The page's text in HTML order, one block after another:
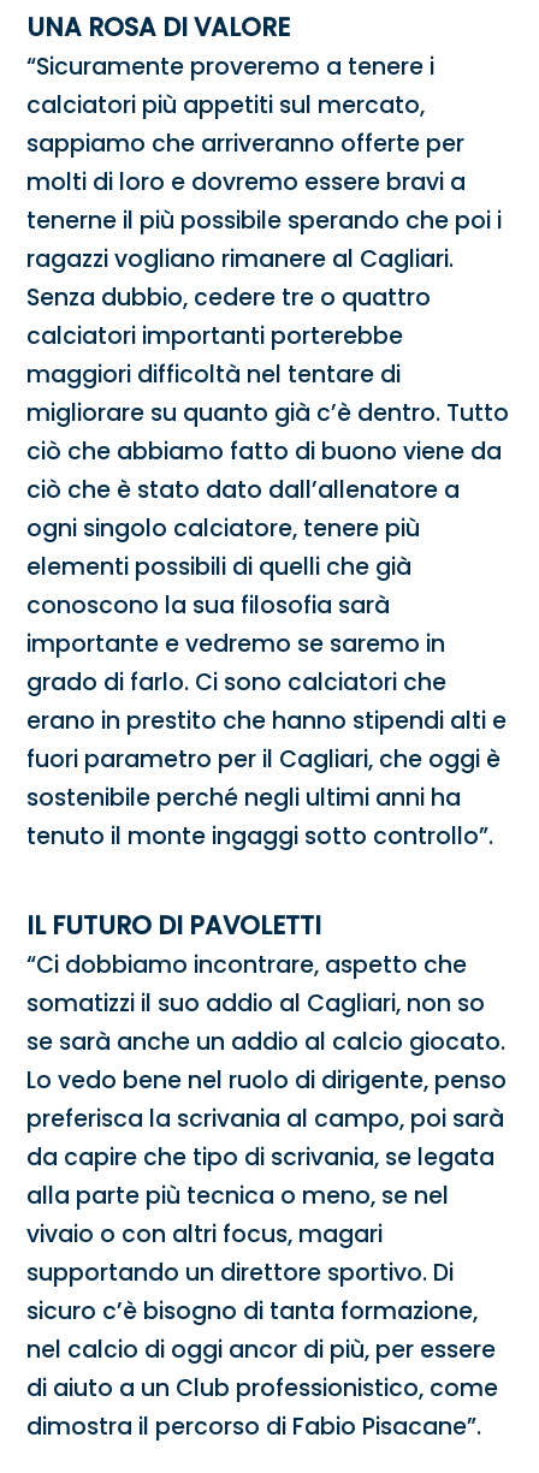
UNA ROSA DI VALORE
“Sicuramente proveremo a tenere i
calciatori più appetiti sul mercato,
sappiamo che arriveranno offerte per
molti di loro e dovremo essere bravi a
tenerne il più possibile sperando che poi i
ragazzi vogliano rimanere al Cagliari.
Senza dubbio, cedere tre o quattro
calciatori importanti porterebbe
maggiori difficoltà nel tentare di
migliorare su quanto già c’è dentro. Tutto
ciò che abbiamo fatto di buono viene da
ciò che è stato dato dall’allenatore a
ogni singolo calciatore, tenere più
elementi possibili di quelli che già
conoscono la sua filosofia sarà
importante e vedremo se saremo in
grado di farlo. Ci sono calciatori che
erano in prestito che hanno stipendi alti e
fuori parametro per il Cagliari, che oggi è
sostenibile perché negli ultimi anni ha
tenuto il monte ingaggi sotto controllo”.
IL FUTURO DI PAVOLETTI
“Ci dobbiamo incontrare, aspetto che
somatizzi il suo addio al Cagliari, non so
se sarà anche un addio al calcio giocato.
Lo vedo bene nel ruolo di dirigente, penso
preferisca la scrivania al campo, poi sarà
da capire che tipo di scrivania, se legata
alla parte più tecnica o meno, se nel
vivaio o con altri focus, magari
supportando un direttore sportivo. Di
sicuro c’è bisogno di tanta formazione,
nel calcio di oggi ancor di più, per essere
di aiuto a un Club professionistico, come
dimostra il percorso di Fabio Pisacane”.